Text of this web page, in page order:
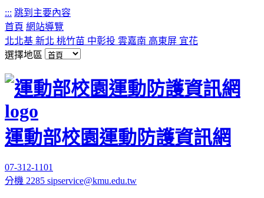
::: 跳到主要內容
首頁 網站導覽
北北基 新北 桃竹苗 中彰投 雲嘉南 高東屏 宜花
選擇地區
運動部校園運動防護資訊網
07-312-1101
分機 2285 sipservice@kmu.edu.tw